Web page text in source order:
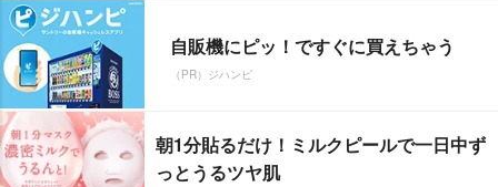
自販機にピッ！ですぐに買えちゃう
（PR）ジハンピ
朝1分貼るだけ！ミルクピールで一日中ず
っとうるツヤ肌